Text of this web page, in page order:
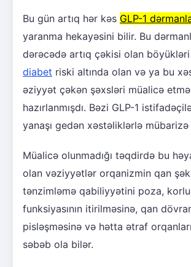
Bu gün artıq hər kəs GLP-1
yaranma hekayəsini bilir. Bu
dərəcədə artıq çəkisi olan
diabet riski altında olan və ya bu
əziyyət çəkən şəxsləri müalicə
hazırlanmışdı. Bəzi GLP-1
yanaşı gedən xəstəliklərlə mübarizə
Müalicə olunmadığı təqdirdə bu
olan vəziyyətlər orqanizmin qan
tənzimləmə qabiliyyətini poza,
funksiyasının itirilməsinə, qan
pisləşməsinə və hətta ətraf
səbəb ola bilər.